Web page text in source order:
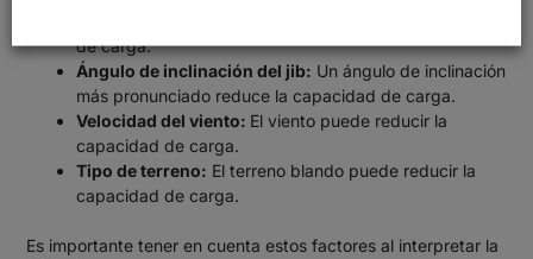
de carga.
Ángulo de inclinación del jib: Un ángulo de inclinación
más pronunciado reduce la capacidad de carga.
Velocidad del viento: El vientopuede reducir la
capacidad de carga.
Tipo de terreno: El terreno blando puede reducir la
capacidad de carga.
Es importante tener en cuenta estos factores al interpretar la